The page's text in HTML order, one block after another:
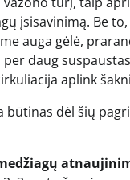
įsisavinimą. Be
auga gėlė,
daug
aplink
būtinas dėl šių